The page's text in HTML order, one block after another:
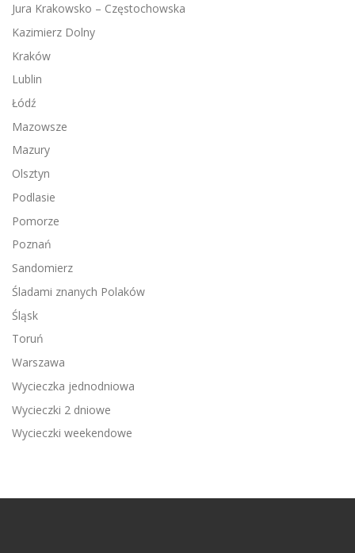
Jura Krakowsko – Częstochowska
Kazimierz Dolny
Kraków
Lublin
Łódź
Mazowsze
Mazury
Olsztyn
Podlasie
Pomorze
Poznań
Sandomierz
Śladami znanych Polaków
Śląsk
Toruń
Warszawa
Wycieczka jednodniowa
Wycieczki 2 dniowe
Wycieczki weekendowe